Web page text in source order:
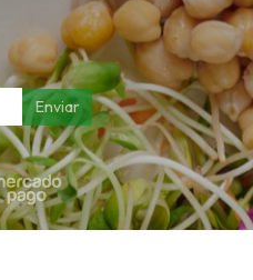
Enviar